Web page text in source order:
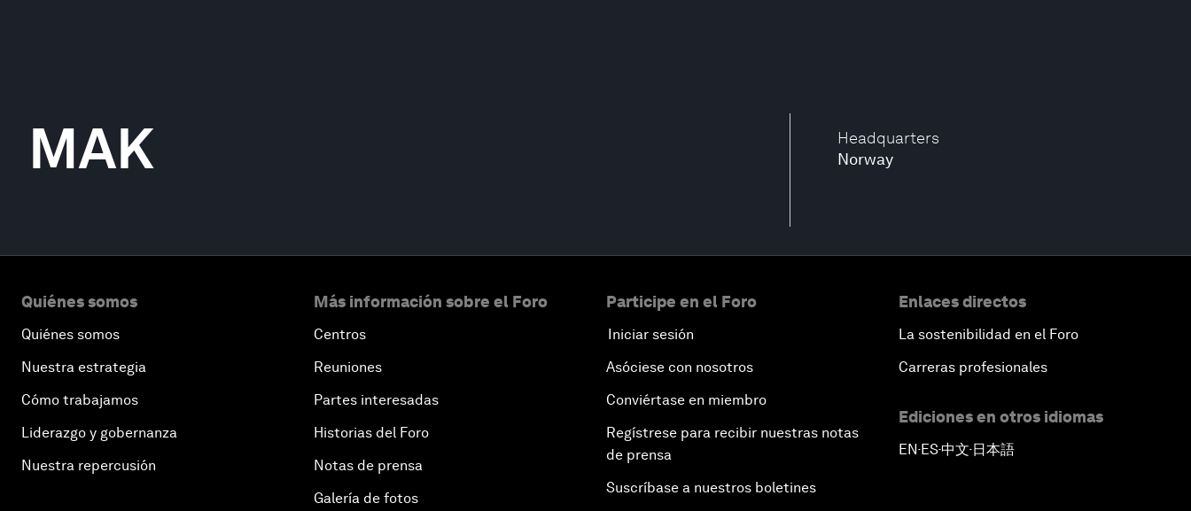
Headquarters
Norway
MAK
Quiénes somos
Quiénes somos
Nuestra estrategia
Cómo trabajamos
Liderazgo y gobernanza
Nuestra repercusión
Más información sobre el Foro
Centros
Reuniones
Partes interesadas
Historias del Foro
Notas de prensa
Galería de fotos
Participe en el Foro
Iniciar sesión
Asóciese con nosotros
Conviértase en miembro
Regístrese para recibir nuestras notas
de prensa
Suscríbase a nuestros boletines
Enlaces directos
La sostenibilidad en el Foro
Carreras profesionales
Ediciones en otros idiomas
EN▪ES▪中文▪ 日本語